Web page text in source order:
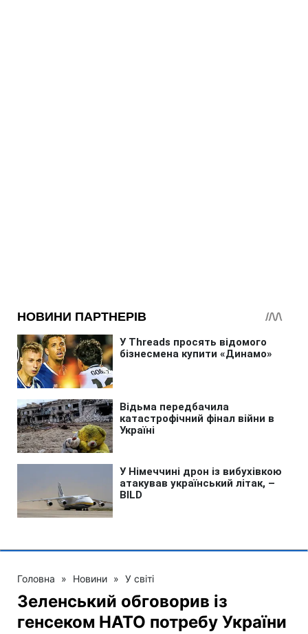
Головна » Новини » У світі
Зеленський обговорив із
генсеком НАТО потребу України